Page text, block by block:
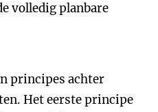
volledig planbare
principes achter
Het eerste principe